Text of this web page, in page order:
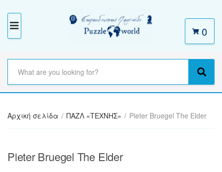
M
N
U
a
t
g
n
S
a
r
h
t
S
e
a
c
0
Αρχική σελίδα / ΠΑΖΛ «ΤΕΧΝΗΣ» / Pieter Bruegel The Elder
Pieter Bruegel The Elder